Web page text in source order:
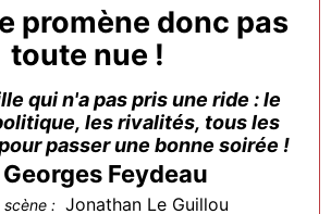
promène donc pas
toute nue !
qui n'a pas pris une ride : le
les rivalités, tous les
passer une bonne soirée !
Georges Feydeau
scène : Jonathan Le Guillou